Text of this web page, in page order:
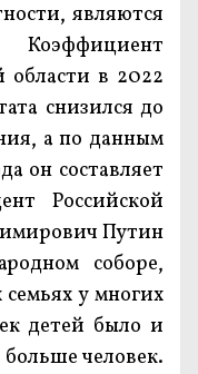
являются
Коэффициент
области в 2022
снизился до
а по данным
он составляет
Российской
Путин
соборе,
у многих
детей было и
человек.